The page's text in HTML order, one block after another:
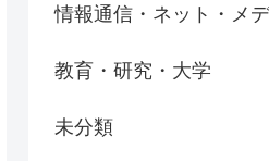
情報通信・ネット・メ
教育・研究・大学
未分類